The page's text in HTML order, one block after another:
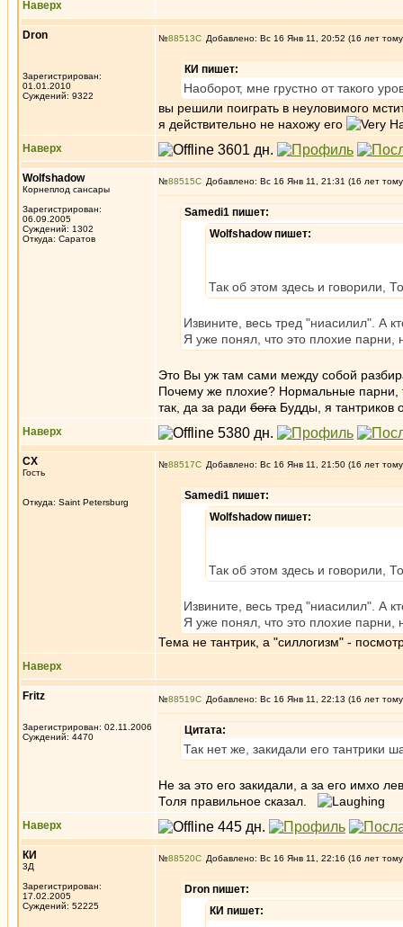
Наверх
Dron
Зарегистрирован:
01.01.2010
Суждений: 9322
№88513 Добавлено: Вс 16 Янв 11, 20:52 (16 лет
КИ пишет:
Наоборот, мне грустно от такого
вы решили поиграть в неуловимого
я действительно не нахожу его
Наверх
Wolfshadow
Корнеплод сансары
Зарегистрирован:
06.09.2005
Суждений: 1302
Откуда: Саратов
№88515 Добавлено: Вс 16 Янв 11, 21:31 (16 лет
Samedi1 пишет:
Wolfshadow пишет:
Так об этом здесь и говорили,
Извините, весь тред "ниасилил". А
Я уже понял, что это плохие парни,
Это Вы уж там сами между собой
Почему же плохие? Нормальные парни,
так, да за ради бога Будды, я тантриков
Наверх
СХ
Гость
Откуда: Saint Petersburg
№88517 Добавлено: Вс 16 Янв 11, 21:50 (16 лет
Samedi1 пишет:
Wolfshadow пишет:
Так об этом здесь и говорили,
Извините, весь тред "ниасилил". А
Я уже понял, что это плохие парни,
Тема не тантрик, а "силлогизм" -
Наверх
Fritz
Зарегистрирован: 02.11.2006
Суждений: 4470
№88519 Добавлено: Вс 16 Янв 11, 22:13 (16 лет
Цитата:
Так нет же, закидали его тантрики
Не за это его закидали, а за его имхо
Толя правильное сказал.
Наверх
КИ
3Д
Зарегистрирован:
17.02.2005
Суждений: 52225
№88520 Добавлено: Вс 16 Янв 11, 22:16 (16 лет
Dron пишет:
КИ пишет: